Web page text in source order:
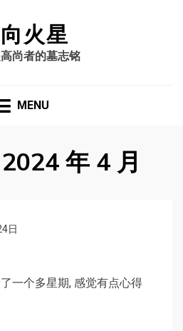
火星
尚者的墓志铭
MENU
2024 年 4 月
日
一个多星期, 感觉有点心得